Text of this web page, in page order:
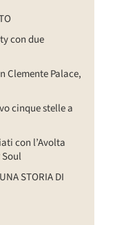
con due
Clemente Palace,
cinque stelle a
con l’Avolta
STORIA DI